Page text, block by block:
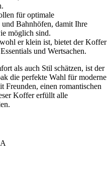
für optimale
Bahnhöfen, damit Ihre
möglich sind.
er klein ist, bietet der Koffer
und Wertsachen.
als auch Stil schätzen, ist der
die perfekte Wahl für moderne
Freunden, einen romantischen
Koffer erfüllt alle